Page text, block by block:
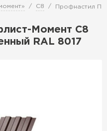
С8 Профнастил
Момент C8
RAL 8017
О компании Контакты